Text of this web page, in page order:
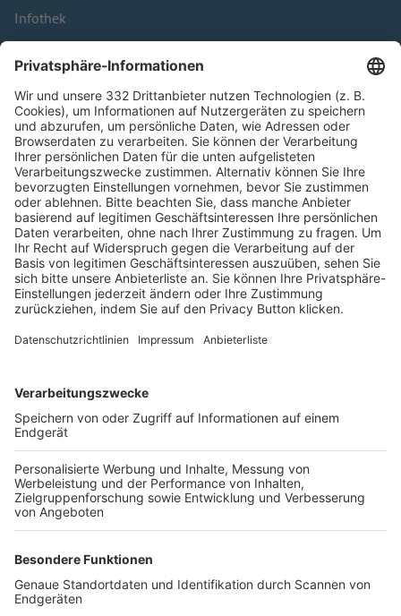
Infothek
Kontakt
HÄUFIG BESUCHTE SEITEN
Pässe und Vereinswechsel
Trainerausbildung
Schulungsangebot Vereinsmitarbeiter
BFV-Geschäftsstellen
Trainerbörse
Login SpielPlus
FOLGE DEM BFV
TOP-VEREINE
TOP-PARTNER